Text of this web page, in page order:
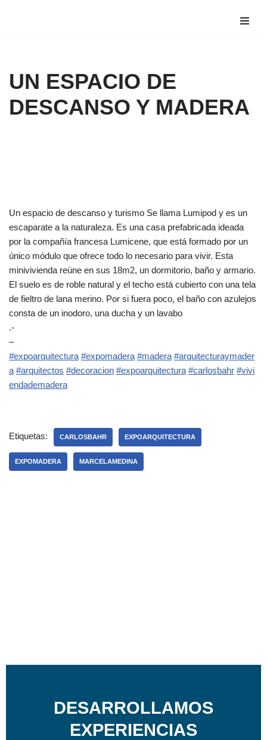
UN ESPACIO DE
DESCANSO Y MADERA
Un espacio de descanso y turismo Se llama Lumipod y es un
escaparate a la naturaleza. Es una casa prefabricada ideada
por la compañía francesa Lumicene, que está formado por un
único módulo que ofrece todo lo necesario para vivir. Esta
minivivienda reúne en sus 18m2, un dormitorio, baño y armario.
El suelo es de roble natural y el techo está cubierto con una tela
de fieltro de lana merino. Por si fuera poco, el baño con azulejos
consta de un inodoro, una ducha y un lavabo
.-
–
#expoarquitectura #expomadera #madera #arquitecturaymader
a #arquitectos #decoracion #expoarquitectura #carlosbahr #vivi
endademadera
Etiquetas: CARLOSBAHR EXPOARQUITECTURA
EXPOMADERA MARCELAMEDINA
DESARROLLAMOS
EXPERIENCIAS